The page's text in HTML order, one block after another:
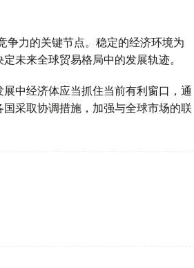
争力的关键节点。稳定的经济环境为
未来全球贸易格局中的发展轨迹。
中经济体应当抓住当前有利窗口，通
采取协调措施，加强与全球市场的联